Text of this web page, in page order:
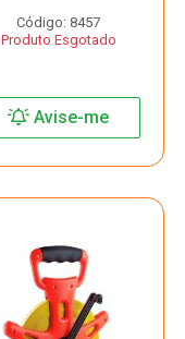
Código: 8457
Produto Esgotado
Avise-me